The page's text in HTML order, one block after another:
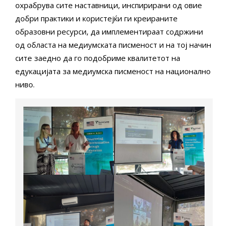
охрабрува сите наставници, инспирирани од овие
добри практики и користејќи ги креираните
образовни ресурси, да имплементираат содржини
од областа на медиумската писменост и на тој начин
сите заедно да го подобриме квалитетот на
едукацијата за медиумска писменост на национално
ниво.